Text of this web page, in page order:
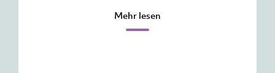
Mehr lesen